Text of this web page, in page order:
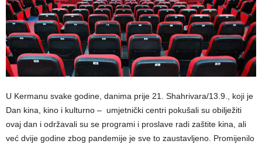
U Kermanu svake godine, danima prije 21. Shahrivara/13.9., koji je
Dan kina, kino i kulturno – umjetnički centri pokušali su obilježiti
ovaj dan i održavali su se programi i proslave radi zaštite kina, ali
već dvije godine zbog pandemije je sve to zaustavljeno. Promijenilo